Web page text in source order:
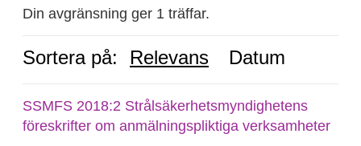
Din avgränsning ger 1 träffar.
Sortera på: Relevans Datum
SSMFS 2018:2 Strålsäkerhetsmyndighetens
föreskrifter om anmälningspliktiga verksamheter